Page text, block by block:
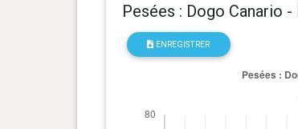
Pesées : Dogo Canario
ENREGISTRER